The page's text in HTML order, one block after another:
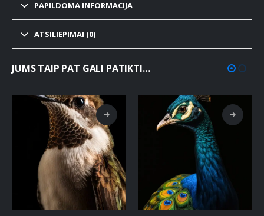
PAPILDOMA INFORMACIJA
ATSILIEPIMAI (0)
JUMS TAIP PAT GALI PATIKTI…